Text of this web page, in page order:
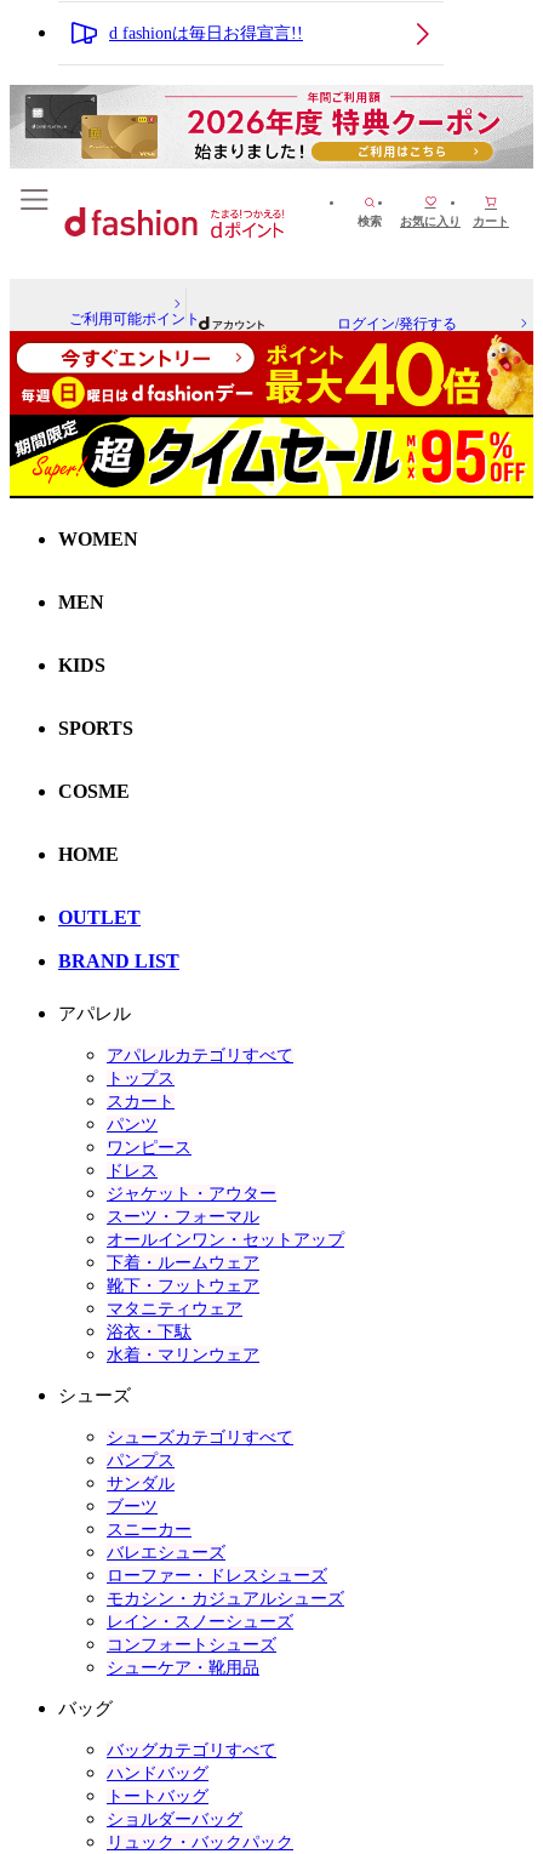
d fashionは毎日お得宣言!!
検索 お気に入り カート
ご利用可能ポイント ログイン/発行する
WOMEN
MEN
KIDS
SPORTS
COSME
HOME
OUTLET
BRAND LIST
アパレル
アパレルカテゴリすべて
トップス
スカート
パンツ
ワンピース
ドレス
ジャケット・アウター
スーツ・フォーマル
オールインワン・セットアップ
下着・ルームウェア
靴下・フットウェア
マタニティウェア
浴衣・下駄
水着・マリンウェア
シューズ
シューズカテゴリすべて
パンプス
サンダル
ブーツ
スニーカー
バレエシューズ
ローファー・ドレスシューズ
モカシン・カジュアルシューズ
レイン・スノーシューズ
コンフォートシューズ
シューケア・靴用品
バッグ
バッグカテゴリすべて
ハンドバッグ
トートバッグ
ショルダーバッグ
リュック・バックパック